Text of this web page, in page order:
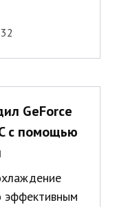
32
GeForce
с помощью
эффективным